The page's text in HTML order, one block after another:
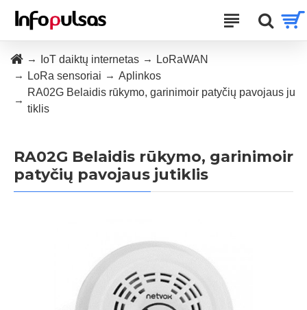
IoT daiktų internetas
LoRaWAN
LoRa sensoriai
Aplinkos
RA02G Belaidis rūkymo, garinimoir patyčių pavojaus ju
tiklis
RA02G Belaidis rūkymo, garinimoir
patyčių pavojaus jutiklis